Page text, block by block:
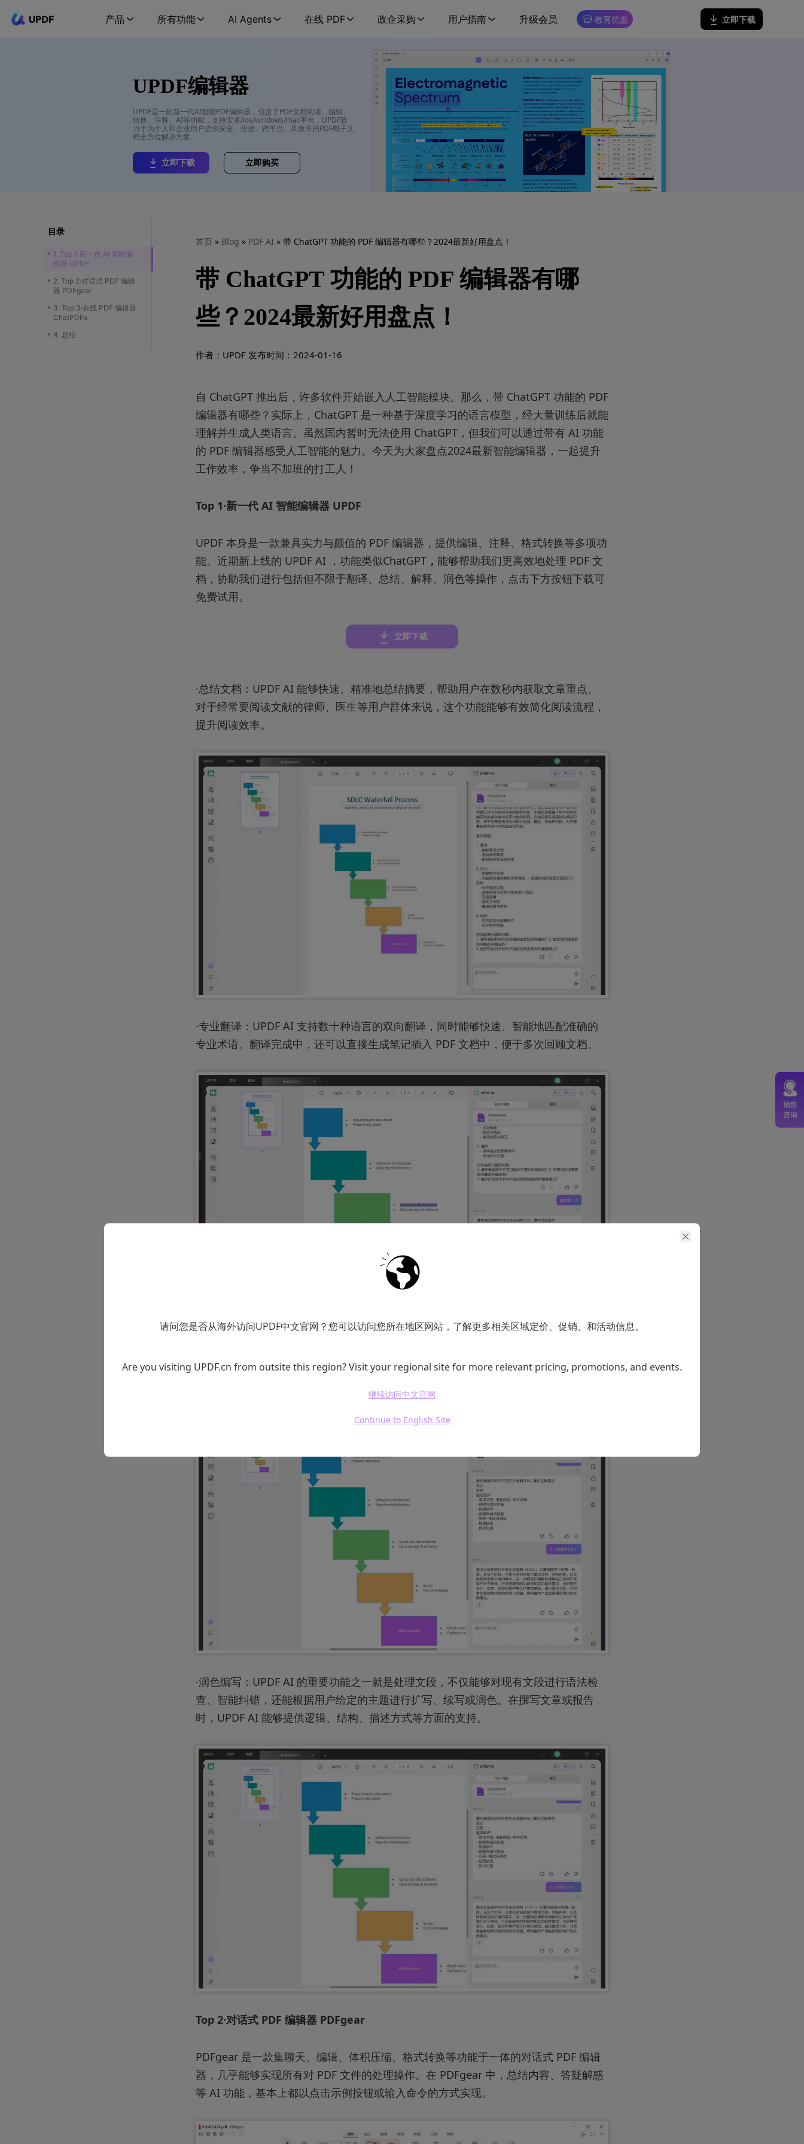
UPDF 产品 所有功能 AI Agents 在线 PDF 政企采购 用户指南 升级会员 教育优惠 立即下载
请问您是否从海外访问UPDF中文官网？您可以访问您所在地区网站，了解更多相关区域定价、促销、和活动信息。
Are you visiting UPDF.cn from outsite this region? Visit your regional site for more relevant pricing, promotions, and events.
继续访问中文官网
Continue to English Site
UPDF编辑器
UPDF是一款新一代AI智能PDF编辑器，包含了PDF文档阅读、编辑、
转换、注释、AI等功能，支持安卓/ios/windows/mac平台，UPDF致
力于为个人和企业用户提供安全、便捷、跨平台、高效率的PDF电子文
档全方位解决方案。
立即下载 立即购买
目录
1. Top 1·新一代 AI 智能编
辑器 UPDF
2. Top 2·对话式 PDF 编辑
器 PDFgear
3. Top 3·在线 PDF 编辑器
ChatPDFs
4. 总结
首页 » Blog » PDF AI » 带 ChatGPT 功能的 PDF 编辑器有哪些？2024最新好用盘点！
带 ChatGPT 功能的 PDF 编辑器有哪
些？2024最新好用盘点！
作者：UPDF 发布时间：2024-01-16
自 ChatGPT 推出后，许多软件开始嵌入人工智能模块。那么，带 ChatGPT 功能的 PDF
编辑器有哪些？实际上，ChatGPT 是一种基于深度学习的语言模型，经大量训练后就能
理解并生成人类语言。虽然国内暂时无法使用 ChatGPT，但我们可以通过带有 AI 功能
的 PDF 编辑器感受人工智能的魅力。今天为大家盘点2024最新智能编辑器，一起提升
工作效率，争当不加班的打工人！
Top 1·新一代 AI 智能编辑器 UPDF
UPDF 本身是一款兼具实力与颜值的 PDF 编辑器，提供编辑、注释、格式转换等多项功
能。近期新上线的 UPDF AI ，功能类似ChatGPT ， 能够帮助我们更高效地处理 PDF 文
档，协助我们进行包括但不限于翻译、总结、解释、润色等操作，点击下方按钮下载可
免费试用。
立即下载
·总结文档：UPDF AI 能够快速、精准地总结摘要，帮助用户在数秒内获取文章重点。
对于经常要阅读文献的律师、医生等用户群体来说，这个功能能够有效简化阅读流程，
提升阅读效率。
·专业翻译：UPDF AI 支持数十种语言的双向翻译，同时能够快速、智能地匹配准确的
专业术语。翻译完成中，还可以直接生成笔记插入 PDF 文档中，便于多次回顾文档。
懂的专业词句。不必去搜索引擎查找、筛选答案，直接向 UPDF AI 提出疑问，它将会
·润色编写：UPDF AI 的重要功能之一就是处理文段，不仅能够对现有文段进行语法检
查、智能纠错，还能根据用户给定的主题进行扩写、续写或润色。在撰写文章或报告
时，UPDF AI 能够提供逻辑、结构、描述方式等方面的支持。
Top 2·对话式 PDF 编辑器 PDFgear
PDFgear 是一款集聊天、编辑、体积压缩、格式转换等功能于一体的对话式 PDF 编辑
器，几乎能够实现所有对 PDF 文件的处理操作。在 PDFgear 中，总结内容、答疑解惑
等 AI 功能，基本上都以点击示例按钮或输入命令的方式实现。